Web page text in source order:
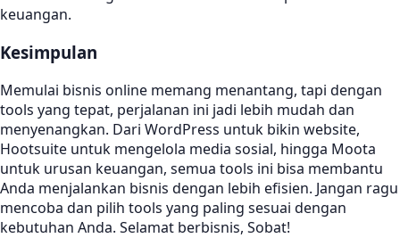
keuangan.
Kesimpulan
Memulai bisnis online memang menantang, tapi dengan
tools yang tepat, perjalanan ini jadi lebih mudah dan
menyenangkan. Dari WordPress untuk bikin website,
Hootsuite untuk mengelola media sosial, hingga Moota
untuk urusan keuangan, semua tools ini bisa membantu
Anda menjalankan bisnis dengan lebih efisien. Jangan ragu
mencoba dan pilih tools yang paling sesuai dengan
kebutuhan Anda. Selamat berbisnis, Sobat!